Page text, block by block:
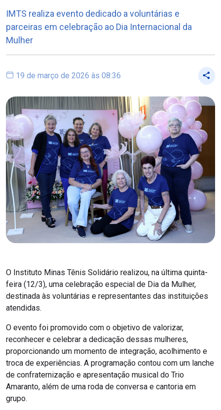
IMTS realiza evento dedicado a voluntárias e
parceiras em celebração ao Dia Internacional da
Mulher
19 de março de 2026 às 08:36
O Instituto Minas Tênis Solidário realizou, na última quinta-
feira (12/3), uma celebração especial de Dia da Mulher,
destinada às voluntárias e representantes das instituições
atendidas.
O evento foi promovido com o objetivo de valorizar,
reconhecer e celebrar a dedicação dessas mulheres,
proporcionando um momento de integração, acolhimento e
troca de experiências. A programação contou com um lanche
de confraternização e apresentação musical do Trio
Amaranto, além de uma roda de conversa e cantoria em
grupo.